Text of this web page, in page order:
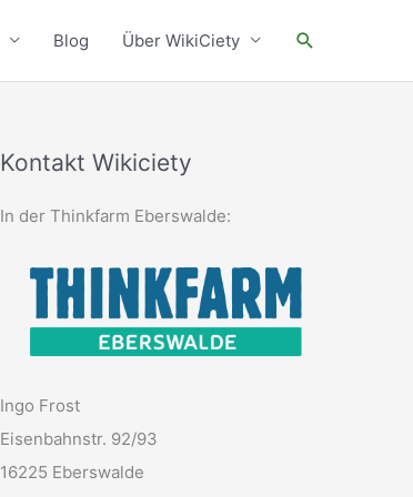
Blog Über WikiCiety Suchen
Kontakt Wikiciety
In der Thinkfarm Eberswalde:
Ingo Frost
Eisenbahnstr. 92/93
16225 Eberswalde